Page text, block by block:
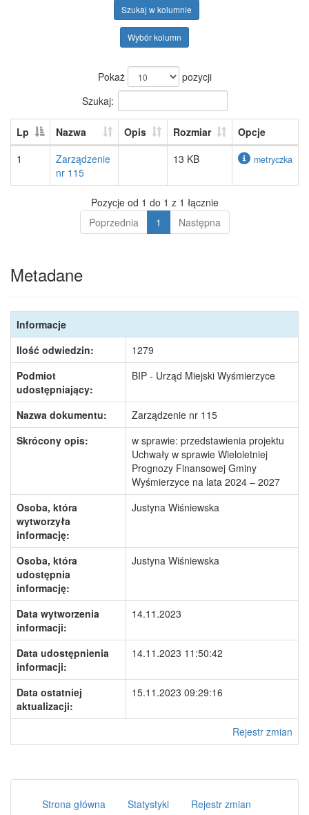
Szukaj w kolumnie
Wybór kolumn
Pokaż
pozycji
Szukaj:
Lp Nazwa Opis Rozmiar
Opcje
1
Zarządzenie
nr 115
13 KB metryczka
Pozycje od 1 do 1 z 1 łącznie
Poprzednia
1 Następna
Metadane
Informacje
Ilość odwiedzin:
1279
Podmiot
udostępniający:
BIP - Urząd Miejski Wyśmierzyce
Nazwa dokumentu:
Zarządzenie nr 115
Skrócony opis:
w sprawie: przedstawienia projektu
Uchwały w sprawie Wieloletniej
Prognozy Finansowej Gminy
Wyśmierzyce na lata 2024 – 2027
Osoba, która
wytworzyła
informację:
Justyna Wiśniewska
Osoba, która
udostępnia
informację:
Justyna Wiśniewska
Data wytworzenia
informacji:
14.11.2023
Data udostępnienia
informacji:
14.11.2023 11:50:42
Data ostatniej
aktualizacji:
15.11.2023 09:29:16
Rejestr zmian
Strona główna Statystyki Rejestr zmian